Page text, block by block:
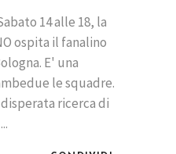
14 alle 18, la
ospita il fanalino
E' una
le squadre.
ricerca di